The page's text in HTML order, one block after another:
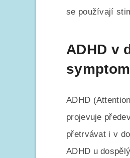
se používají
ADHD v
ADHD
projevuje
přetrvávat i v
ADHD u